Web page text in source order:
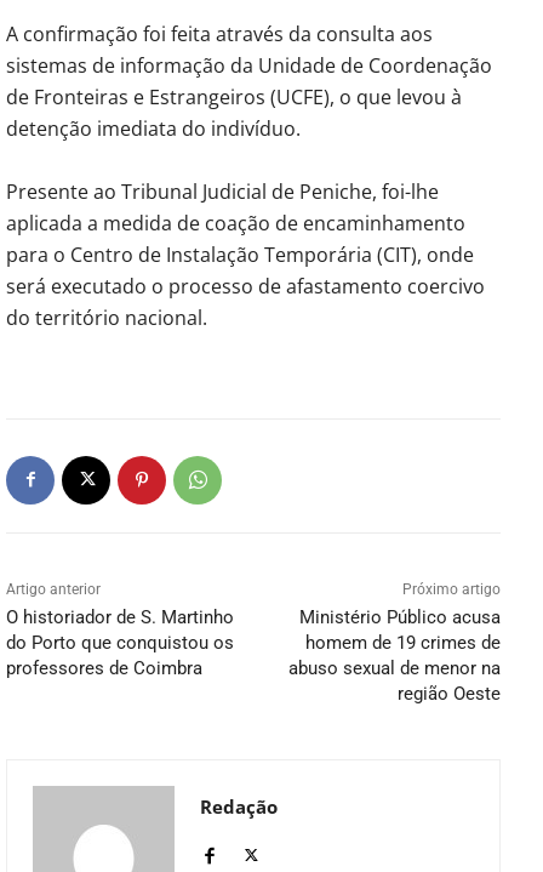
A confirmação foi feita através da consulta aos
sistemas de informação da Unidade de Coordenação
de Fronteiras e Estrangeiros (UCFE), o que levou à
detenção imediata do indivíduo.
Presente ao Tribunal Judicial de Peniche, foi-lhe
aplicada a medida de coação de encaminhamento
para o Centro de Instalação Temporária (CIT), onde
será executado o processo de afastamento coercivo
do território nacional.
Artigo anterior
O historiador de S. Martinho
do Porto que conquistou os
professores de Coimbra
Próximo artigo
Ministério Público acusa
homem de 19 crimes de
abuso sexual de menor na
região Oeste
Redação